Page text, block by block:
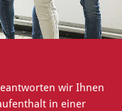
wir Ihnen
in einer